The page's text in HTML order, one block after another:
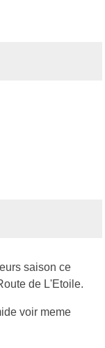
saison ce
de L'Etoile.
voir meme